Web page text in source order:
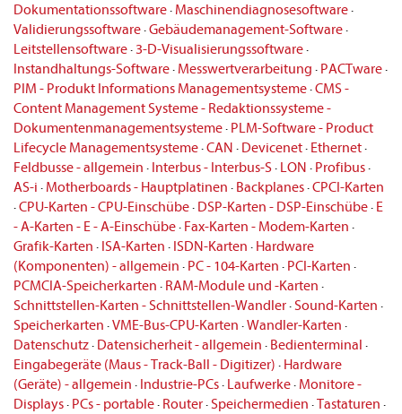
Dokumentationssoftware· Maschinendiagnosesoftware·
Validierungssoftware·Gebäudemanagement-Software·
Leitstellensoftware· 3-D-Visualisierungssoftware·
Instandhaltungs-Software· Messwertverarbeitung · PACTware·
PIM - Produkt Informations Managementsysteme·CMS -
Content Management Systeme - Redaktionssysteme -
Dokumentenmanagementsysteme· PLM-Software - Product
Lifecycle Managementsysteme·CAN · Devicenet· Ethernet·
Feldbusse - allgemein · Interbus - Interbus-S· LON · Profibus·
AS-i · Motherboards - Hauptplatinen · Backplanes·CPCI-Karten
·CPU-Karten - CPU-Einschübe· DSP-Karten - DSP-Einschübe· E
- A-Karten - E - A-Einschübe· Fax-Karten - Modem-Karten ·
Grafik-Karten · ISA-Karten · ISDN-Karten · Hardware
(Komponenten) - allgemein · PC - 104-Karten · PCI-Karten ·
PCMCIA-Speicherkarten · RAM-Module und -Karten ·
Schnittstellen-Karten - Schnittstellen-Wandler· Sound-Karten ·
Speicherkarten ·VME-Bus-CPU-Karten ·Wandler-Karten ·
Datenschutz· Datensicherheit - allgemein · Bedienterminal ·
Eingabegeräte (Maus - Track-Ball - Digitizer) · Hardware
(Geräte) - allgemein · Industrie-PCs· Laufwerke· Monitore -
Displays· PCs - portable· Router· Speichermedien ·Tastaturen ·